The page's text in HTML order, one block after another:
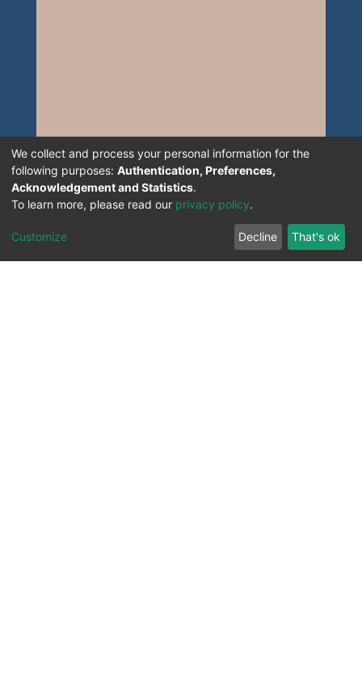
We collect and process your personal information for the
following purposes: Authentication, Preferences,
Acknowledgement and Statistics.
To learn more, please read our privacy policy.
Customize Decline That's ok